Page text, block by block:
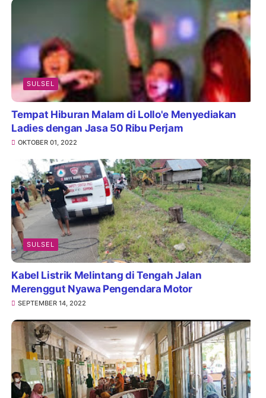
SULSEL
Tempat Hiburan Malam di Lollo'e Menyediakan
Ladies dengan Jasa 50 Ribu Perjam
OKTOBER 01, 2022
SULSEL
Kabel Listrik Melintang di Tengah Jalan
Merenggut Nyawa Pengendara Motor
SEPTEMBER 14, 2022